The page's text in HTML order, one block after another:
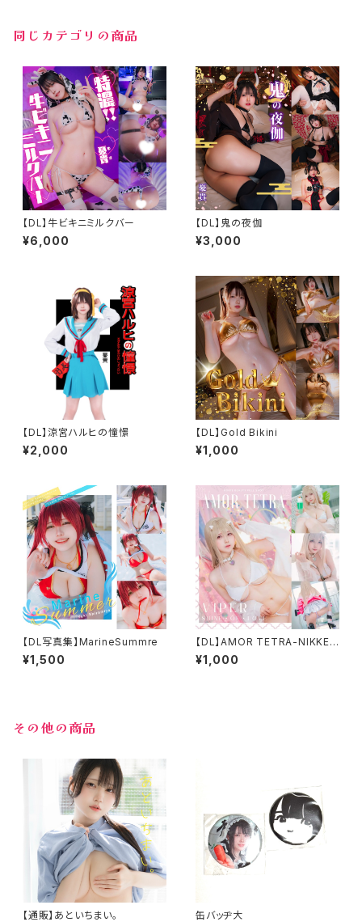
同じカテゴリの商品
【DL】牛ビキニミルクバー
¥6,000
【DL】鬼の夜伽
¥3,000
【DL】涼宮ハルヒの憧憬
¥2,000
【DL】Gold Bikini
¥1,000
【DL写真集】MarineSummre
¥1,500
【DL】AMOR TETRA-NIKKE
Viper cosplay-
¥1,000
その他の商品
【通販】あといちまい。 缶バッヂ大